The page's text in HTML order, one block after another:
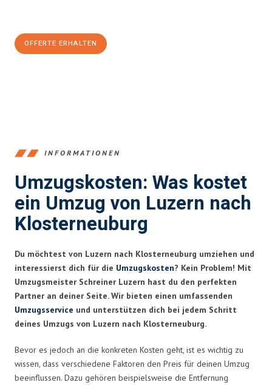
OFFERTE ERHALTEN
INFORMATIONEN
Umzugskosten: Was kostet
ein Umzug von Luzern nach
Klosterneuburg
Du möchtest von Luzern nach Klosterneuburg umziehen und
interessierst dich für die Umzugskosten? Kein Problem! Mit
Umzugsmeister Schreiner Luzern hast du den perfekten
Partner an deiner Seite. Wir bieten einen umfassenden
Umzugsservice und unterstützen dich bei jedem Schritt
deines Umzugs von Luzern nach Klosterneuburg.
Bevor es jedoch an die konkreten Kosten geht, ist es wichtig zu
wissen, dass verschiedene Faktoren den Preis für deinen Umzug
beeinflussen. Dazu gehören beispielsweise die Entfernung